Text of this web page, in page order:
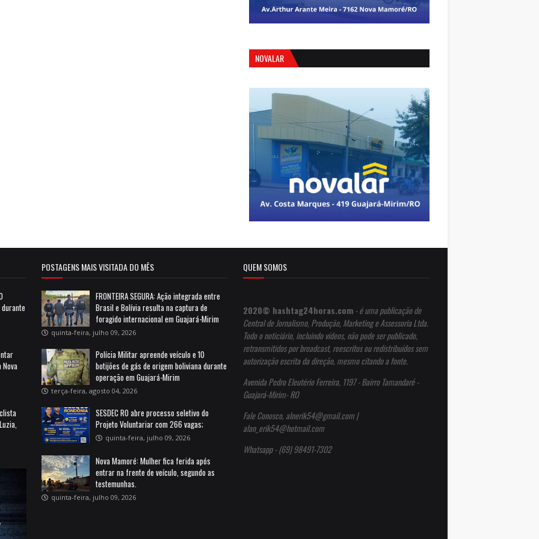
NOVALAR
POSTAGENS MAIS VISITADA DO MÊS
FRONTEIRA SEGURA: Ação integrada entre
Brasil e Bolívia resulta na captura de
foragido internacional em Guajará-Mirim
quinta-feira, julho 09, 2026
Polícia Militar apreende veículo e 10
botijões de gás de origem boliviana durante
operação em Guajará-Mirim
terça-feira, agosto 04, 2026
SESDEC RO abre processo seletivo do
Projeto Voluntariar com 266 vagas;
quinta-feira, julho 09, 2026
Nova Mamoré: Mulher fica ferida após
entrar na frente de veículo, segundo as
testemunhas.
quinta-feira, julho 09, 2026
QUEM SOMOS
2020© hashtag24horas.com - é uma publicação de
Central de Jornalismo, Produção, Marketing e Assessoria Ltda.
Todo o noticiário, incluindo vídeos, não pode ser publicado,
retransmitidos por broadcast, reescritos ou redistribuídos sem
autorização escrita da direção, mesmo citando a fonte.
Avenida Pedro Eleutério Ferreira, 1197 - Bairro Tamandaré -
Guajará-Mirim- RO
Fale Conosco, alnerik54@gmail.com |
alan_erik54@hotmail.com
Whatsapp - (69) 98491-7302